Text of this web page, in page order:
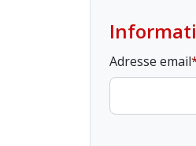
Adresse email